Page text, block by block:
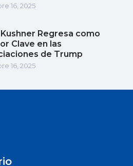
16, 2025
Regresa como
Clave en las
de Trump
16, 2025